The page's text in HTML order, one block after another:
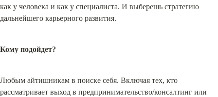
как у человека и как у специалиста. И выберешь стратегию
дальнейшего карьерного развития.
Кому подойдет?
Любым айтишникам в поиске себя. Включая тех, кто
рассматривает выход в предпринимательство/консалтинг или